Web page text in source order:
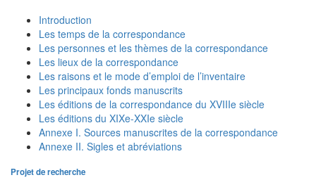
Introduction
Les temps de la correspondance
Les personnes et les thèmes de la correspondance
Les lieux de la correspondance
Les raisons et le mode d’emploi de l’inventaire
Les principaux fonds manuscrits
Les éditions de la correspondance du XVIIIe siècle
Les éditions du XIXe-XXIe siècle
Annexe I. Sources manuscrites de la correspondance
Annexe II. Sigles et abréviations
Projet de recherche